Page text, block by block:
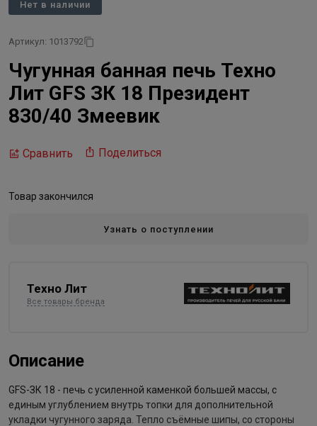
Нет в наличии
Артикул: 1013792
Чугунная банная печь Техно
Лит GFS ЗК 18 Президент
830/40 Змеевик
Сравнить Поделиться
Товар закончился
Узнать о поступлении
Техно Лит
Все товары бренда
Описание
GFS-ЗК 18 - печь с усиленной каменкой большей массы, с
единым углублением внутрь топки для дополнительной
укладки чугунного заряда. Тепло съёмные шипы, со стороны